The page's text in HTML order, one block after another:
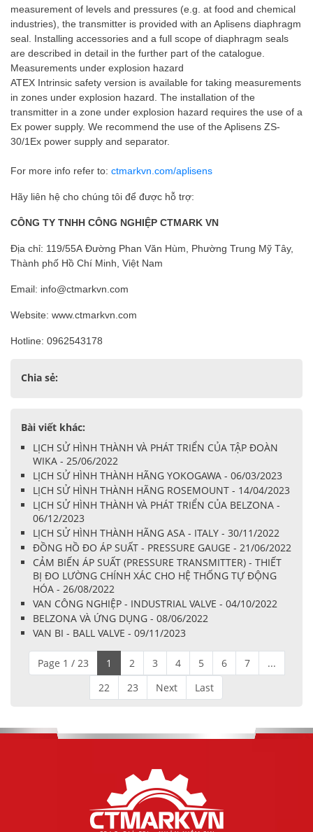
measurement of levels and pressures (e.g. at food and chemical
industries), the transmitter is provided with an Aplisens diaphragm
seal. Installing accessories and a full scope of diaphragm seals
are described in detail in the further part of the catalogue.
Measurements under explosion hazard
ATEX Intrinsic safety version is available for taking measurements
in zones under explosion hazard. The installation of the
transmitter in a zone under explosion hazard requires the use of a
Ex power supply. We recommend the use of the Aplisens ZS-
30/1Ex power supply and separator.
For more info refer to: ctmarkvn.com/aplisens
Hãy liên hệ cho chúng tôi để được hỗ trợ:
CÔNG TY TNHH CÔNG NGHIỆP CTMARK VN
Địa chỉ: 119/55A Đường Phan Văn Hùm, Phường Trung Mỹ Tây,
Thành phố Hồ Chí Minh, Việt Nam
Email: info@ctmarkvn.com
Website: www.ctmarkvn.com
Hotline: 0962543178
Chia sẻ:
Bài viết khác:
LỊCH SỬ HÌNH THÀNH VÀ PHÁT TRIỂN CỦA TẬP ĐOÀN
WIKA - 25/06/2022
LỊCH SỬ HÌNH THÀNH HÃNG YOKOGAWA - 06/03/2023
LỊCH SỬ HÌNH THÀNH HÃNG ROSEMOUNT - 14/04/2023
LỊCH SỬ HÌNH THÀNH VÀ PHÁT TRIỂN CỦA BELZONA -
06/12/2023
LỊCH SỬ HÌNH THÀNH HÃNG ASA - ITALY - 30/11/2022
ĐỒNG HỒ ĐO ÁP SUẤT - PRESSURE GAUGE - 21/06/2022
CẢM BIẾN ÁP SUẤT (PRESSURE TRANSMITTER) - THIẾT
BỊ ĐO LƯỜNG CHÍNH XÁC CHO HỆ THỐNG TỰ ĐỘNG
HÓA - 26/08/2022
VAN CÔNG NGHIỆP - INDUSTRIAL VALVE - 04/10/2022
BELZONA VÀ ỨNG DỤNG - 08/06/2022
VAN BI - BALL VALVE - 09/11/2023
Page 1 / 23 1 2 3 4 5 6 7
...
22
23 Next Last